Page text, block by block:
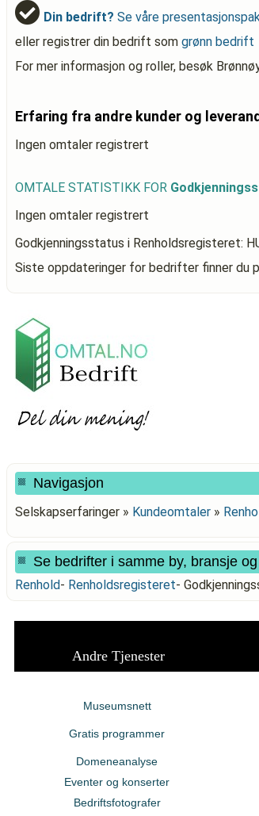
Din bedrift? Se våre
eller registrer din bedrift som grønn bedrift
For mer informasjon og roller, besøk
Erfaring fra andre kunder og
Ingen omtaler registrert
OMTALE STATISTIKK FOR
Ingen omtaler registrert
Godkjenningsstatus i Renholdsregisteret:
Siste oppdateringer for bedrifter finner du
Navigasjon
Selskapserfaringer » Kundeomtaler »
Se bedrifter i samme by, bransje
Renhold- Renholdsregisteret-
Andre Tjenester
Museumsnett
Gratis programmer
Domeneanalyse
Eventer og konserter
Bedriftsfotografer